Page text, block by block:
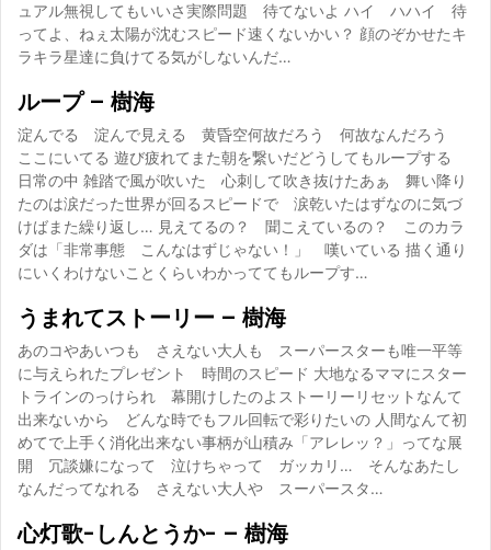
ュアル無視してもいいさ実際問題 待てないよ ハイ ハハイ 待
ってよ、ねぇ太陽が沈むスピード速くないかい？ 顔のぞかせたキ
ラキラ星達に負けてる気がしないんだ…
ループ – 樹海
淀んでる 淀んで見える 黄昏空何故だろう 何故なんだろう
ここにいてる 遊び疲れてまた朝を繋いだどうしてもループする
日常の中 雑踏で風が吹いた 心刺して吹き抜けたあぁ 舞い降り
たのは涙だった世界が回るスピードで 涙乾いたはずなのに気づ
けばまた繰り返し… 見えてるの？ 聞こえているの？ このカラ
ダは「非常事態 こんなはずじゃない！」 嘆いている 描く通り
にいくわけないことくらいわかっててもループす…
うまれてストーリー – 樹海
あのコやあいつも さえない大人も スーパースターも唯一平等
に与えられたプレゼント 時間のスピード 大地なるママにスター
トラインのっけられ 幕開けしたのよストーリーリセットなんて
出来ないから どんな時でもフル回転で彩りたいの 人間なんて初
めてで上手く消化出来ない事柄が山積み「アレレッ？」ってな展
開 冗談嫌になって 泣けちゃって ガッカリ… そんなあたし
なんだってなれる さえない大人や スーパースタ…
心灯歌-しんとうか- – 樹海